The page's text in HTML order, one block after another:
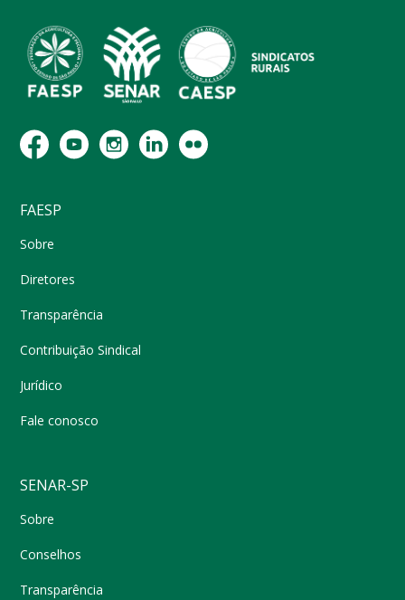
FAESP
Sobre
Diretores
Transparência
Contribuição Sindical
Jurídico
Fale conosco
SENAR-SP
Sobre
Conselhos
Transparência